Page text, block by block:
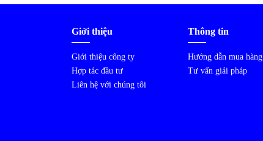
Giới thiệu
Giới thiệu công ty
Hợp tác đầu tư
Liên hệ với chúng tôi
Thông tin
Hướng dẫn mua hàng
Tư vấn giải pháp